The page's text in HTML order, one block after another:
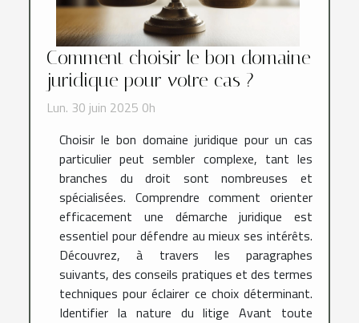
Comment choisir le bon domaine
juridique pour votre cas ?
Lun. 30 juin 2025 0h
Choisir le bon domaine juridique pour un cas
particulier peut sembler complexe, tant les
branches du droit sont nombreuses et
spécialisées. Comprendre comment orienter
efficacement une démarche juridique est
essentiel pour défendre au mieux ses intérêts.
Découvrez, à travers les paragraphes
suivants, des conseils pratiques et des termes
techniques pour éclairer ce choix déterminant.
Identifier la nature du litige Avant toute